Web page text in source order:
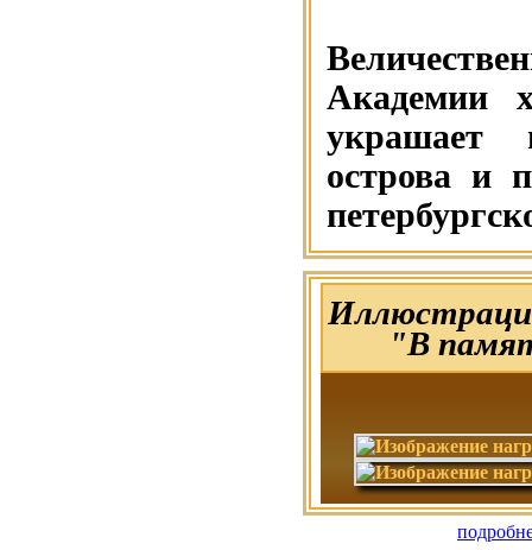
Академии
украшает
острова и
"В